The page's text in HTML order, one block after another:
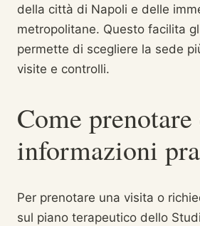
della città di Napoli e delle
metropolitane. Questo facilita
permette di scegliere la sede
visite e controlli.
Come prenotare
informazioni
Per prenotare una visita o
sul piano terapeutico dello